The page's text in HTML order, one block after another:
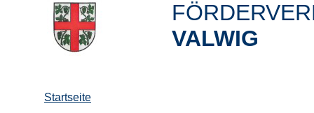
Startseite
VALWIG